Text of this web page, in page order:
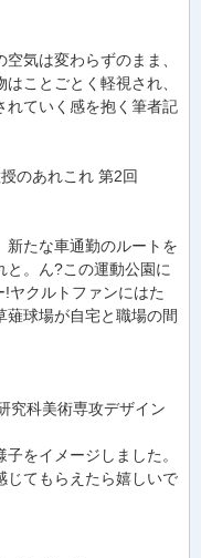
気は変わらずのまま、
ことごとく軽視され、
れていく感を抱く筆者記
のあれこれ 第2回
新たな車通勤のルートを
。ん?この運動公園に
ヤクルトファンにはた
薙球場が自宅と職場の間
究科美術専攻デザイン
をイメージしました。
じてもらえたら嬉しいで